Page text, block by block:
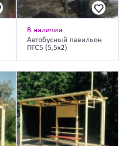
В наличии
Автобусный павильон
ПГС5 (5,5х2)